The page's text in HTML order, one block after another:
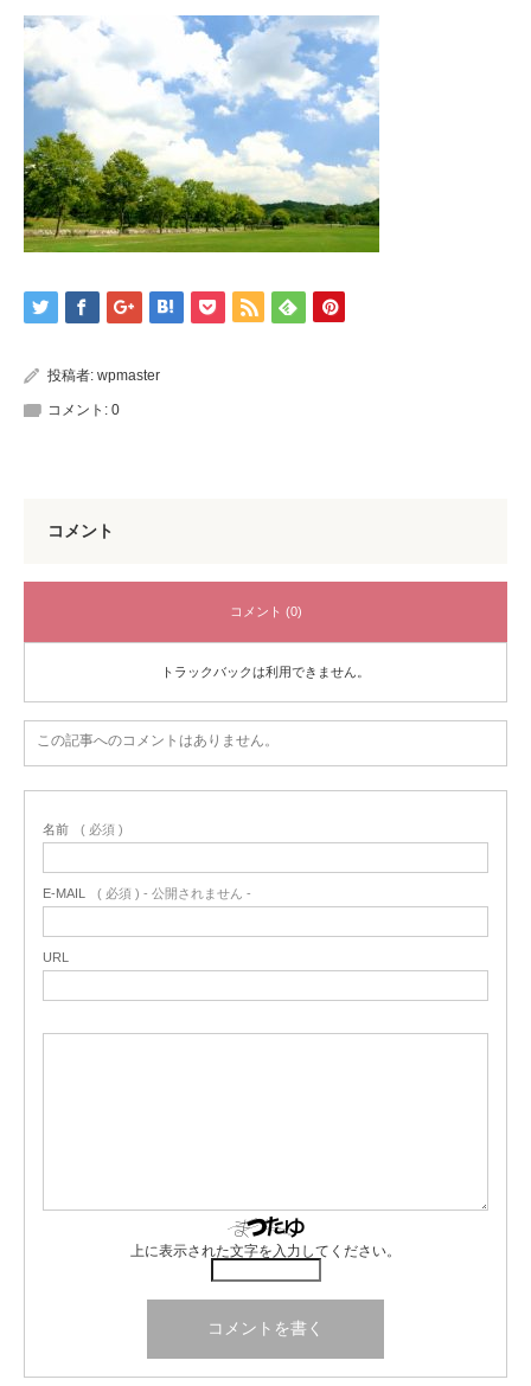
投稿者: wpmaster
コメント: 0
コメント
コメント (0)
トラックバックは利用できません。
この記事へのコメントはありません。
名前 ( 必須 )
E-MAIL ( 必須 ) - 公開されません -
URL
上に表示された文字を入力してください。